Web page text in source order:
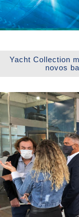
Yacht Collection
novos